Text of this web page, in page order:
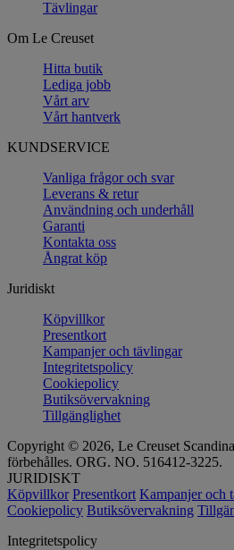
Tävlingar
Om Le Creuset
Hitta butik
Lediga jobb
Vårt arv
Vårt hantverk
KUNDSERVICE
Vanliga frågor och svar
Leverans & retur
Användning och underhåll
Garanti
Kontakta oss
Ångrat köp
Juridiskt
Köpvillkor
Presentkort
Kampanjer och tävlingar
Integritetspolicy
Cookiepolicy
Butiksövervakning
Tillgänglighet
Copyright © 2026, Le Creuset
förbehålles. ORG. NO. 516412-3225.
JURIDISKT
Köpvillkor Presentkort Kampanjer och
Cookiepolicy Butiksövervakning
Integritetspolicy